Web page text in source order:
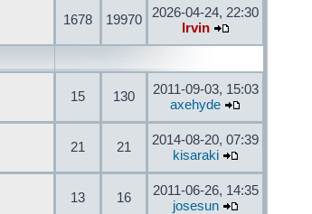
1678 19970
2026-04-24, 22:30
Irvin
15 130
2011-09-03, 15:03
axehyde
21 21
2014-08-20, 07:39
kisaraki
13 16
2011-06-26, 14:35
josesun